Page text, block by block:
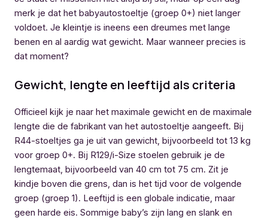
merk je dat het babyautostoeltje (groep 0+) niet langer
voldoet. Je kleintje is ineens een dreumes met lange
benen en al aardig wat gewicht. Maar wanneer precies is
dat moment?
Gewicht, lengte en leeftijd als criteria
Officieel kijk je naar het maximale gewicht en de maximale
lengte die de fabrikant van het autostoeltje aangeeft. Bij
R44-stoeltjes ga je uit van gewicht, bijvoorbeeld tot 13 kg
voor groep 0+. Bij R129/i-Size stoelen gebruik je de
lengtemaat, bijvoorbeeld van 40 cm tot 75 cm. Zit je
kindje boven die grens, dan is het tijd voor de volgende
groep (groep 1). Leeftijd is een globale indicatie, maar
geen harde eis. Sommige baby’s zijn lang en slank en